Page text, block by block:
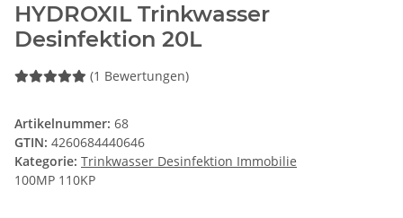
HYDROXIL Trinkwasser
Desinfektion 20L
(1 Bewertungen)
Artikelnummer: 68
GTIN: 4260684440646
Kategorie: Trinkwasser Desinfektion Immobilie
100MP 110KP